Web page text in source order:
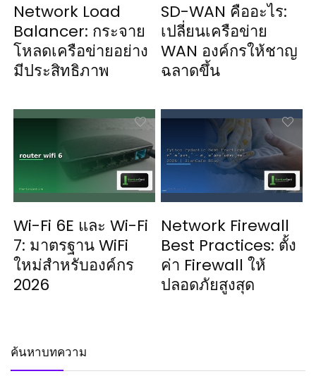
Network Load
Balancer: กระจาย
โหลดเครือข่ายอย่าง
มีประสิทธิภาพ
SD-WAN คืออะไร:
เปลี่ยนเครือข่าย
WAN องค์กรให้ชาญ
ฉลาดขึ้น
Wi-Fi 6E และ Wi-Fi
7: มาตรฐาน WiFi
ใหม่สำหรับองค์กร
2026
Network Firewall
Best Practices: ตั้ง
ค่า Firewall ให้
ปลอดภัยสูงสุด
ค้นหาบทความ